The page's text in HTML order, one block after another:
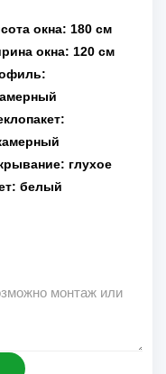
окна: 180 см
окна: 120 см
глухое
белый